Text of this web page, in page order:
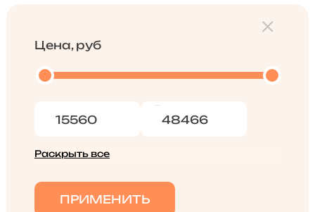
Цена, руб
Раскрыть все
ПРИМЕНИТЬ